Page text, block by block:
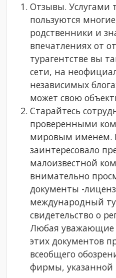
Отзывы. Услугами
пользуются
родственники и
впечатлениях от
турагентстве вы
сети, на
независимых
может свою
Старайтесь
проверенными
мировым именем.
заинтересовало
малоизвестной
внимательно
документы -
международный
свидетельство о
Любая уважающие
этих документов
всеобщего
фирмы, указанной